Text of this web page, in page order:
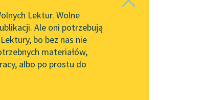
Zasady wykorzystania
Wolnych Lektur
Logotypy
Materiały promocyjne
Lektur. Wolne
Ale oni potrzebują
bo bez nas nie
materiałów,
albo po prostu do